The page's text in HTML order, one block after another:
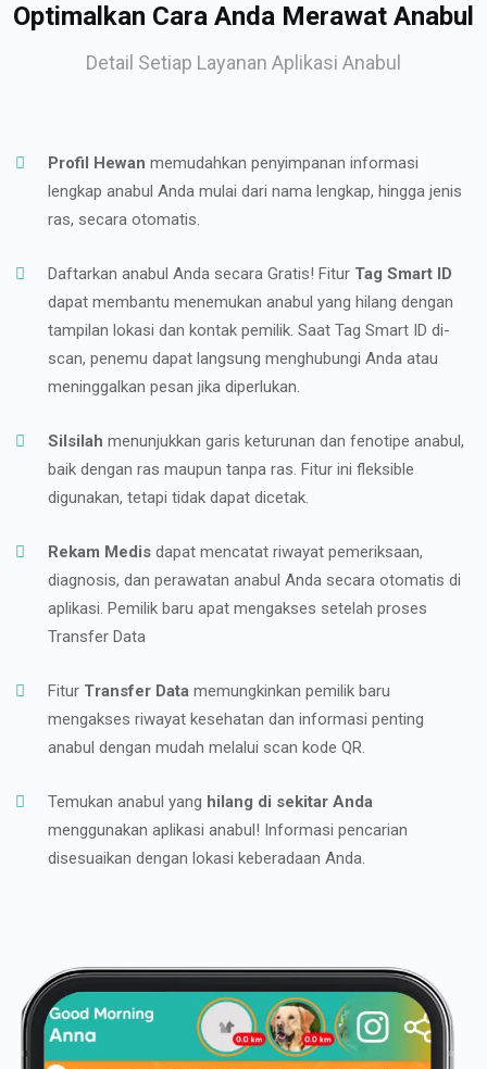
Optimalkan Cara Anda Merawat Anabul
Detail Setiap Layanan Aplikasi Anabul
Profil Hewan memudahkan penyimpanan informasi
lengkap anabul Anda mulai dari nama lengkap, hingga jenis
ras, secara otomatis.
Daftarkan anabul Anda secara Gratis! Fitur Tag Smart ID
dapat membantu menemukan anabul yang hilang dengan
tampilan lokasi dan kontak pemilik. Saat Tag Smart ID di-
scan, penemu dapat langsung menghubungi Anda atau
meninggalkan pesan jika diperlukan.
Silsilah menunjukkan garis keturunan dan fenotipe anabul,
baik dengan ras maupun tanpa ras. Fitur ini fleksible
digunakan, tetapi tidak dapat dicetak.
Rekam Medis dapat mencatat riwayat pemeriksaan,
diagnosis, dan perawatan anabul Anda secara otomatis di
aplikasi. Pemilik baru apat mengakses setelah proses
Transfer Data
Fitur Transfer Data memungkinkan pemilik baru
mengakses riwayat kesehatan dan informasi penting
anabul dengan mudah melalui scan kode QR.
Temukan anabul yang hilang di sekitar Anda
menggunakan aplikasi anabul! Informasi pencarian
disesuaikan dengan lokasi keberadaan Anda.